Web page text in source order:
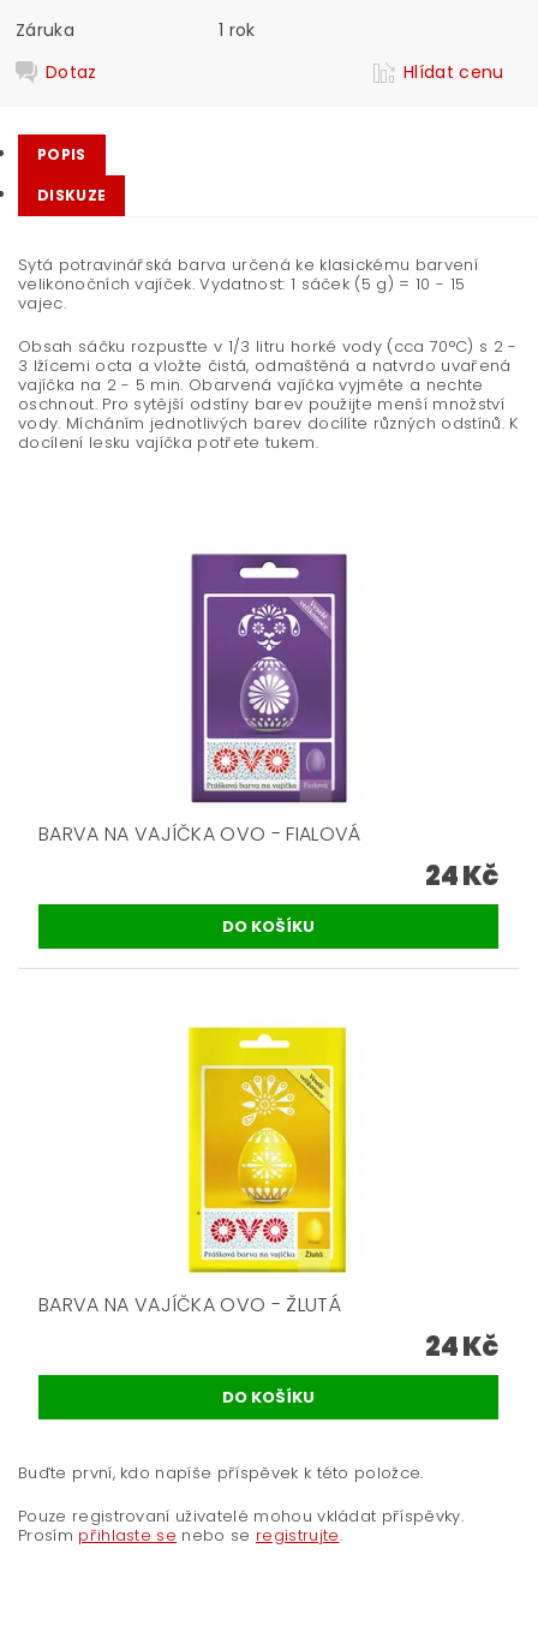
Záruka
1 rok
Dotaz
Hlídat cenu
POPIS
DISKUZE
Sytá potravinářská barva určená ke klasickému barvení
velikonočních vajíček. Vydatnost: 1 sáček (5 g) = 10 - 15
vajec.
Obsah sáčku rozpusťte v 1/3 litru horké vody (cca 70°C) s 2 -
3 lžícemi octa a vložte čistá, odmaštěná a natvrdo uvařená
vajíčka na 2 - 5 min. Obarvená vajíčka vyjměte a nechte
oschnout. Pro sytější odstíny barev použijte menší množství
vody. Mícháním jednotlivých barev docílíte různých odstínů. K
docílení lesku vajíčka potřete tukem.
BARVA NA VAJÍČKA OVO - FIALOVÁ
24 Kč
BARVA NA VAJÍČKA OVO - ŽLUTÁ
24 Kč
Buďte první, kdo napíše příspěvek k této položce.
Pouze registrovaní uživatelé mohou vkládat příspěvky.
Prosím přihlaste se nebo se registrujte.